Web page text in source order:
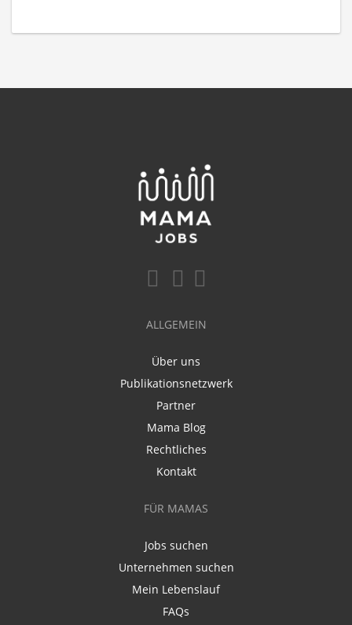
ALLGEMEIN
Über uns
Publikationsnetzwerk
Partner
Mama Blog
Rechtliches
Kontakt
FÜR MAMAS
Jobs suchen
Unternehmen suchen
Mein Lebenslauf
FAQs